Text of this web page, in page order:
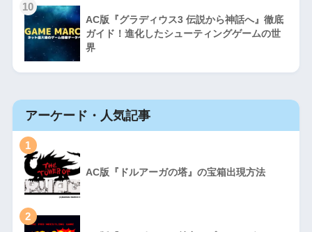
10
AC版『グラディウス3 伝説から神話へ』徹底
ガイド！進化したシューティングゲームの世
界
アーケード・人気記事
1
AC版『ドルアーガの塔』の宝箱出現方法
2